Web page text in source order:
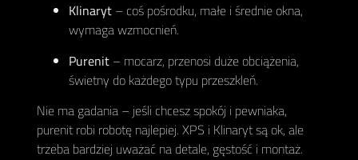
Klinaryt– coś pośrodku, małe i średnie okna,
wymaga wzmocnień.
Purenit– mocarz, przenosi duże obciążenia,
świetny do każdego typu przeszkleń.
Nie ma gadania – jeśli chcesz spokój i pewniaka,
purenit robi robotę najlepiej. XPS i Klinaryt są ok, ale
trzeba bardziej uważać na detale, gęstość i montaż.